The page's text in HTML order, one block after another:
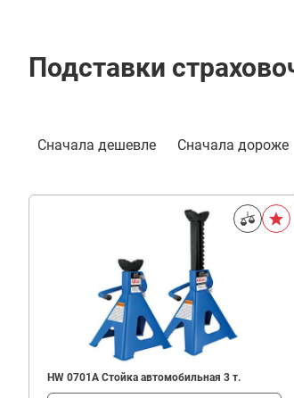
Подставки
Сначала дешевле Сначала дороже
Фильтр
HW 0701A Стойка автомобильная 3 т.